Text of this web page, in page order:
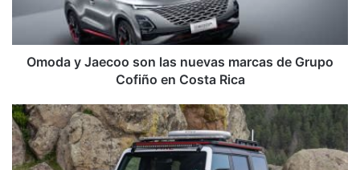
Grupo
Cofiño
Rica
Omoda y Jaecoo son las nuevas marcas de Grupo
Cofiño en Costa Rica
Bomberos
estrenarán
Broncos
preparadas